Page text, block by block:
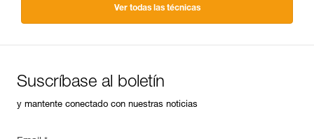
Ver todas las técnicas
Suscríbase al boletín
y mantente conectado con nuestras noticias